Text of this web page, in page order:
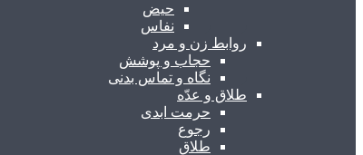
حیض
نفاس
روابط زن و مرد
حجاب و پوشش
نگاه و تماس بدنی
طلاق و عدّه
حرمت ابدی
رجوع
طلاق